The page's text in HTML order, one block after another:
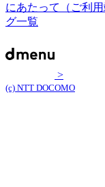
にあたって（ご利
グ一覧
>
(c) NTT DOCOMO